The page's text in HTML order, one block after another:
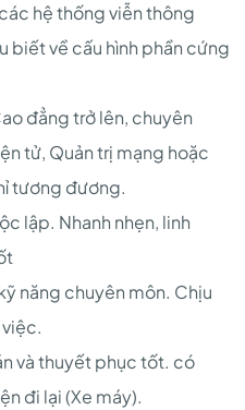
hệ thống viễn thông
biết về cấu hình phần cứng
đẳng trở lên, chuyên
tử, Quản trị mạng hoặc
tương đương.
lập. Nhanh nhẹn, linh
năng chuyên môn. Chịu
và thuyết phục tốt. có
đi lại (Xe máy).